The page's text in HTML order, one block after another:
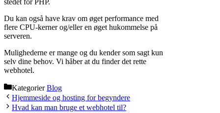
stedet for PHP.
Du kan også have krav om øget performance med
flere CPU-kerner og/eller en øget hukommelse på
serveren.
Mulighederne er mange og du kender som sagt kun
selv dine behov. Vi håber at du finder det rette
webhotel.
KategorierBlog
Hjemmeside og hosting for begyndere
Hvad kan man bruge et webhotel til?